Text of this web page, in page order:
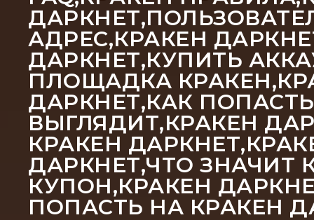
АДРЕС,КРАКЕН
ДАРКНЕТ,КУПИТЬ
ПЛОЩАДКА
ДАРКНЕТ,КАК
ВЫГЛЯДИТ,КРАКЕН
КРАКЕН
ДАРКНЕТ,ЧТО ЗНАЧИТ
КУПОН,КРАКЕН
ПОПАСТЬ НА КРАКЕН